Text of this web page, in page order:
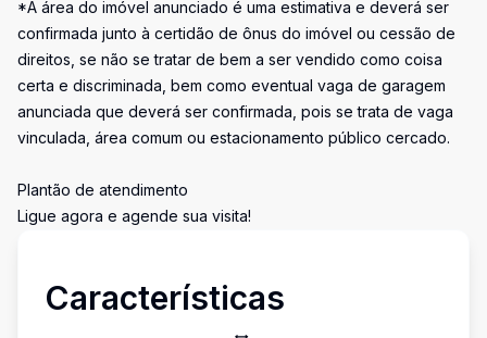
*A área do imóvel anunciado é uma estimativa e deverá ser
confirmada junto à certidão de ônus do imóvel ou cessão de
direitos, se não se tratar de bem a ser vendido como coisa
certa e discriminada, bem como eventual vaga de garagem
anunciada que deverá ser confirmada, pois se trata de vaga
vinculada, área comum ou estacionamento público cercado.
Plantão de atendimento
Ligue agora e agende sua visita!
Características